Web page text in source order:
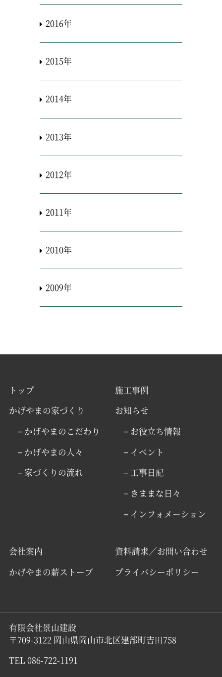
2016年
2015年
2014年
2013年
2012年
2011年
2010年
2009年
トップ
かげやまの家づくり
− かげやまのこだわり
− かげやまの人々
− 家づくりの流れ
施工事例
お知らせ
− お役立ち情報
− イベント
− 工事日記
− きままな日々
− インフォメーション
会社案内
かげやまの薪ストーブ
資料請求／お問い合わせ
プライバシーポリシー
有限会社景山建設
〒709-3122 岡山県岡山市北区建部町吉田758
TEL 086-722-1191